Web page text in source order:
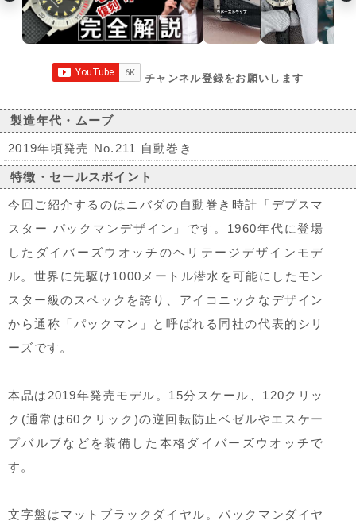
チャンネル登録をお願いします
製造年代・ムーブ
2019年頃発売 No.211 自動巻き
特徴・セールスポイント
今回ご紹介するのはニバダの自動巻き時計「デプスマ
スター パックマンデザイン」です。1960年代に登場
したダイバーズウオッチのヘリテージデザインモデ
ル。世界に先駆け1000メートル潜水を可能にしたモン
スター級のスペックを誇り、アイコニックなデザイン
から通称「パックマン」と呼ばれる同社の代表的シリ
ーズです。
本品は2019年発売モデル。15分スケール、120クリッ
ク(通常は60クリック)の逆回転防止ベゼルやエスケー
プバルブなどを装備した本格ダイバーズウオッチで
す。
文字盤はマットブラックダイヤル。パックマンダイヤ